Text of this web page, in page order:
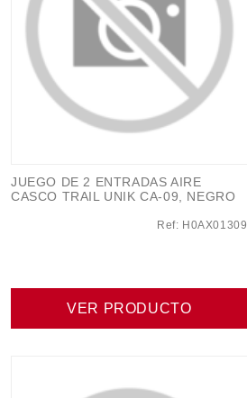
JUEGO DE 2 ENTRADAS AIRE
CASCO TRAIL UNIK CA-09, NEGRO
Ref: H0AX01309
VER PRODUCTO